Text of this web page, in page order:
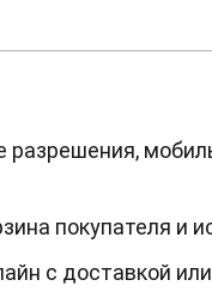
разрешения,
покупателя и
с доставкой